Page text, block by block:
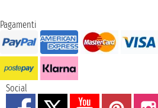
Pagamenti
Social